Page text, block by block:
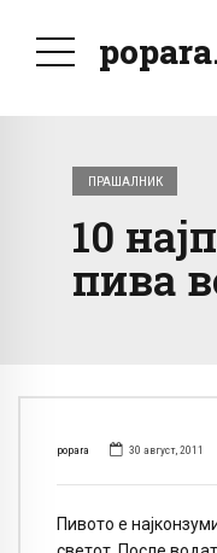
ПРАШАЛНИК
10
пива
popara 30 август, 2011
Пивото е